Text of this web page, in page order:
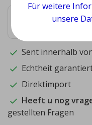
Sent innerhalb
Echtheit
Direktimport
Heeft u nog
gestellten Fragen
Für weitere
unsere